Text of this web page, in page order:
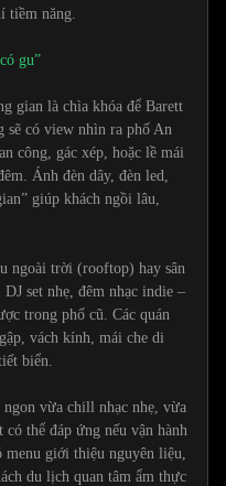
tiềm năng.
gu”
gian là chìa khóa để Barett
sẽ có view nhìn ra phố An
công, gác xép, hoặc lề mái
Ánh đèn dây, đèn led,
giúp khách ngồi lâu,
ngoài trời (rooftop) hay sân
set nhẹ, đêm nhạc indie –
trong phố cũ. Các quán
vách kính, mái che di
biển.
vừa chill nhạc nhẹ, vừa
thể đáp ứng nếu vận hành
giới thiệu nguyên liệu,
du lịch quan tâm ẩm thực